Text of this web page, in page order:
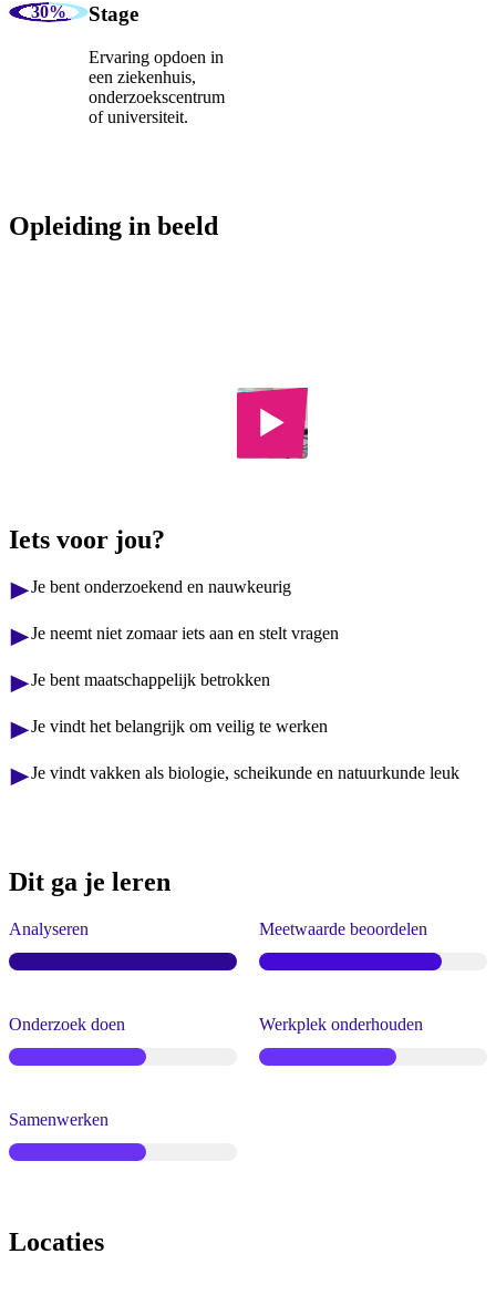
Stage
Ervaring opdoen in
een ziekenhuis,
onderzoekscentrum
of universiteit.
Opleiding in beeld
Iets voor jou?
Je bent onderzoekend en nauwkeurig
Je neemt niet zomaar iets aan en stelt vragen
Je bent maatschappelijk betrokken
Je vindt het belangrijk om veilig te werken
Je vindt vakken als biologie, scheikunde en natuurkunde leuk
Dit ga je leren
Analyseren Meetwaarde beoordelen
Onderzoek doen Werkplek onderhouden
Samenwerken
Locaties